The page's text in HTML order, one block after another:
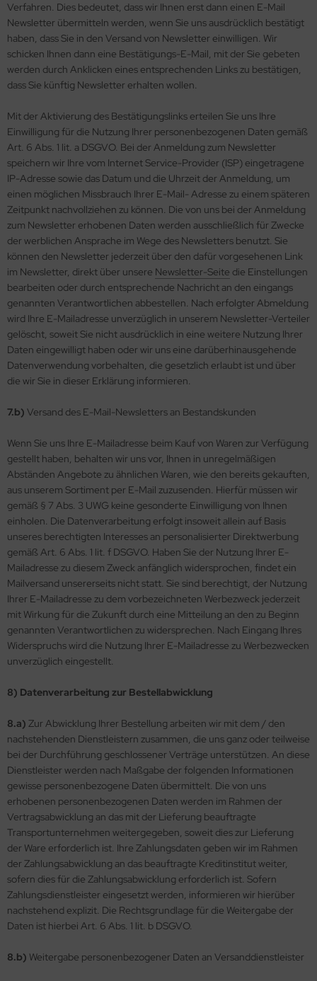
Verfahren. Dies bedeutet, dass wir Ihnen erst dann einen E-Mail
Newsletter übermitteln werden, wenn Sie uns ausdrücklich bestätigt
haben, dass Sie in den Versand von Newsletter einwilligen. Wir
schicken Ihnen dann eine Bestätigungs-E-Mail, mit der Sie gebeten
werden durch Anklicken eines entsprechenden Links zu bestätigen,
dass Sie künftig Newsletter erhalten wollen.
Mit der Aktivierung des Bestätigungslinks erteilen Sie uns Ihre
Einwilligung für die Nutzung Ihrer personenbezogenen Daten gemäß
Art. 6 Abs. 1 lit. a DSGVO. Bei der Anmeldung zum Newsletter
speichern wir Ihre vom Internet Service-Provider (ISP) eingetragene
IP-Adresse sowie das Datum und die Uhrzeit der Anmeldung, um
einen möglichen Missbrauch Ihrer E-Mail- Adresse zu einem späteren
Zeitpunkt nachvollziehen zu können. Die von uns bei der Anmeldung
zum Newsletter erhobenen Daten werden ausschließlich für Zwecke
der werblichen Ansprache im Wege des Newsletters benutzt. Sie
können den Newsletter jederzeit über den dafür vorgesehenen Link
im Newsletter, direkt über unsere Newsletter-Seite die Einstellungen
bearbeiten oder durch entsprechende Nachricht an den eingangs
genannten Verantwortlichen abbestellen. Nach erfolgter Abmeldung
wird Ihre E-Mailadresse unverzüglich in unserem Newsletter-Verteiler
gelöscht, soweit Sie nicht ausdrücklich in eine weitere Nutzung Ihrer
Daten eingewilligt haben oder wir uns eine darüberhinausgehende
Datenverwendung vorbehalten, die gesetzlich erlaubt ist und über
die wir Sie in dieser Erklärung informieren.
7.b) Versand des E-Mail-Newsletters an Bestandskunden
Wenn Sie uns Ihre E-Mailadresse beim Kauf von Waren zur Verfügung
gestellt haben, behalten wir uns vor, Ihnen in unregelmäßigen
Abständen Angebote zu ähnlichen Waren, wie den bereits gekauften,
aus unserem Sortiment per E-Mail zuzusenden. Hierfür müssen wir
gemäß § 7 Abs. 3 UWG keine gesonderte Einwilligung von Ihnen
einholen. Die Datenverarbeitung erfolgt insoweit allein auf Basis
unseres berechtigten Interesses an personalisierter Direktwerbung
gemäß Art. 6 Abs. 1 lit. f DSGVO. Haben Sie der Nutzung Ihrer E-
Mailadresse zu diesem Zweck anfänglich widersprochen, findet ein
Mailversand unsererseits nicht statt. Sie sind berechtigt, der Nutzung
Ihrer E-Mailadresse zu dem vorbezeichneten Werbezweck jederzeit
mit Wirkung für die Zukunft durch eine Mitteilung an den zu Beginn
genannten Verantwortlichen zu widersprechen. Nach Eingang Ihres
Widerspruchs wird die Nutzung Ihrer E-Mailadresse zu Werbezwecken
unverzüglich eingestellt.
8) Datenverarbeitung zur Bestellabwicklung
8.a) Zur Abwicklung Ihrer Bestellung arbeiten wir mit dem / den
nachstehenden Dienstleistern zusammen, die uns ganz oder teilweise
bei der Durchführung geschlossener Verträge unterstützen. An diese
Dienstleister werden nach Maßgabe der folgenden Informationen
gewisse personenbezogene Daten übermittelt. Die von uns
erhobenen personenbezogenen Daten werden im Rahmen der
Vertragsabwicklung an das mit der Lieferung beauftragte
Transportunternehmen weitergegeben, soweit dies zur Lieferung
der Ware erforderlich ist. Ihre Zahlungsdaten geben wir im Rahmen
der Zahlungsabwicklung an das beauftragte Kreditinstitut weiter,
sofern dies für die Zahlungsabwicklung erforderlich ist. Sofern
Zahlungsdienstleister eingesetzt werden, informieren wir hierüber
nachstehend explizit. Die Rechtsgrundlage für die Weitergabe der
Daten ist hierbei Art. 6 Abs. 1 lit. b DSGVO.
8.b) Weitergabe personenbezogener Daten an Versanddienstleister